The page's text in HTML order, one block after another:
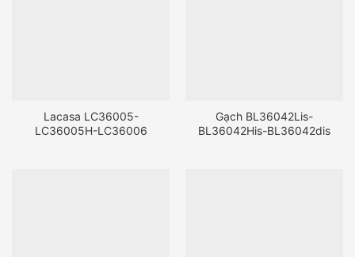
Lacasa LC36005-
LC36005H-LC36006
Gạch BL36042Lis-
BL36042His-BL36042dis